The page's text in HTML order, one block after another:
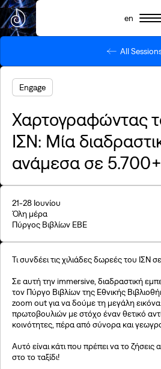
en
Συμμετέχοντες
Highlights
Σχετικά με το SNF Nostos
SNF Nostos Conference
Από τους Διαλόγους του ΙΣΝ
SNF Nostos Run
Release Athens x SNF Nostos
Παράλληλες Δράσεις
Συχνές ερωτήσεις
Προηγούμενα SNF Nostos
©2026, Stavros S. Niarchos Foundation for
Search
All
Χαρτογραφώντας
ΙΣΝ: Μία
ανάμεσα σε
Engage
21-28 Ιουνίου
Όλη μέρα
Πύργος Βιβλίων EBE
Τι συνδέει τις χιλιάδες δωρεές του ΙΣΝ
Σε αυτή την immersive, διαδραστική
τον Πύργο Βιβλίων της Εθνικής
zoom out για να δούμε τη μεγάλη
πρωτοβουλιών με στόχο έναν θετικό
κοινότητες, πέρα από σύνορα και
Αυτό είναι κάτι που πρέπει να το
στο το ταξίδι!